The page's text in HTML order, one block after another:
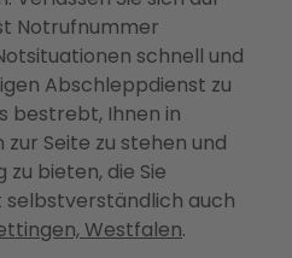
Notrufnummer
schnell und
Abschleppdienst zu
bestrebt, Ihnen in
Seite zu stehen und
bieten, die Sie
selbstverständlich auch
Westfalen.